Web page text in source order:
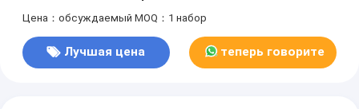
Цена：обсуждаемый MOQ：1 набор
Лучшая цена теперь говорите